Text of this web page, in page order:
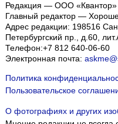
Редакция — ООО «Квантор»
Главный редактор —
Адрес редакции: 198516
Петербургский пр., д.60,
Телефон:+7 812 640-06-60
Электронная почта:
Политика
Пользовательское
О фотографиях и других